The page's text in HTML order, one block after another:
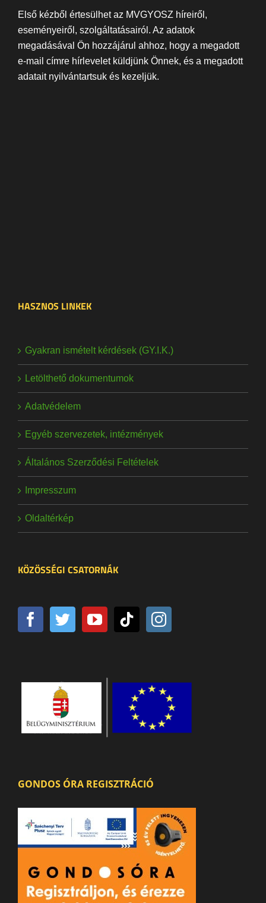
Első kézből értesülhet az MVGYOSZ híreiről,
eseményeiről, szolgáltatásairól. Az adatok
megadásával Ön hozzájárul ahhoz, hogy a megadott
e-mail címre hírlevelet küldjünk Önnek, és a megadott
adatait nyilvántartsuk és kezeljük.
HASZNOS LINKEK
Gyakran ismételt kérdések (GY.I.K.)
Letölthető dokumentumok
Adatvédelem
Egyéb szervezetek, intézmények
Általános Szerződési Feltételek
Impresszum
Oldaltérkép
KÖZÖSSÉGI CSATORNÁK
GONDOS ÓRA REGISZTRÁCIÓ